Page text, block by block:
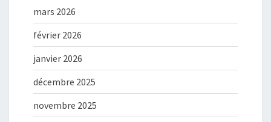
mars 2026
février 2026
janvier 2026
décembre 2025
novembre 2025